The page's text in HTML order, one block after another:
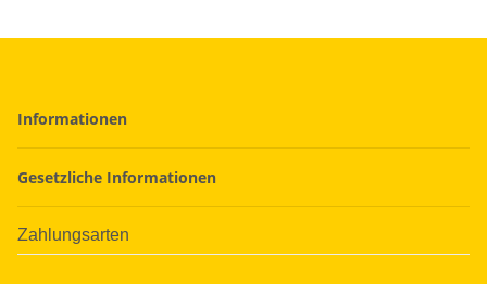
Informationen
Gesetzliche Informationen
Zahlungsarten